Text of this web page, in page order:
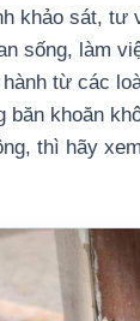
khảo sát, tư
sống, làm
từ các
băn khoăn
thì hãy